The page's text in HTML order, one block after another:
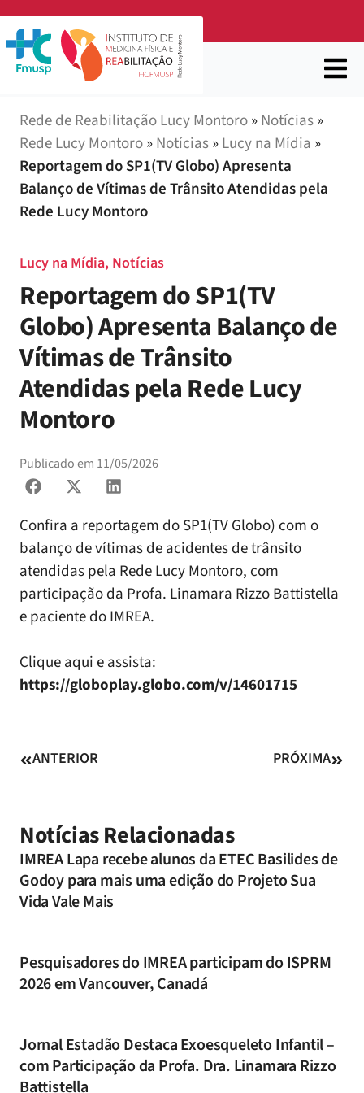
Rede de Reabilitação Lucy Montoro»Notícias»
Rede Lucy Montoro»Notícias»Lucy na Mídia »
Reportagem do SP1(TV Globo) Apresenta
Balanço de Vítimas de Trânsito Atendidas pela
Rede Lucy Montoro
Lucy na Mídia, Notícias
Reportagem do SP1(TV
Globo) Apresenta Balanço de
Vítimas de Trânsito
Atendidas pela Rede Lucy
Montoro
Publicado em 11/05/2026
Confira a reportagem do SP1(TV Globo) com o
balanço de vítimas de acidentes de trânsito
atendidas pela Rede Lucy Montoro, com
participação da Profa. Linamara Rizzo Battistella
e paciente do IMREA.
Clique aqui e assista:
https://globoplay.globo.com/v/14601715
ANTERIOR PRÓXIMA
Notícias Relacionadas
IMREA Lapa recebe alunos da ETEC Basilides de
Godoy para mais uma edição do Projeto Sua
Vida Vale Mais
Pesquisadores do IMREA participam do ISPRM
2026 em Vancouver, Canadá
Jornal Estadão Destaca Exoesqueleto Infantil –
com Participação da Profa. Dra. Linamara Rizzo
Battistella